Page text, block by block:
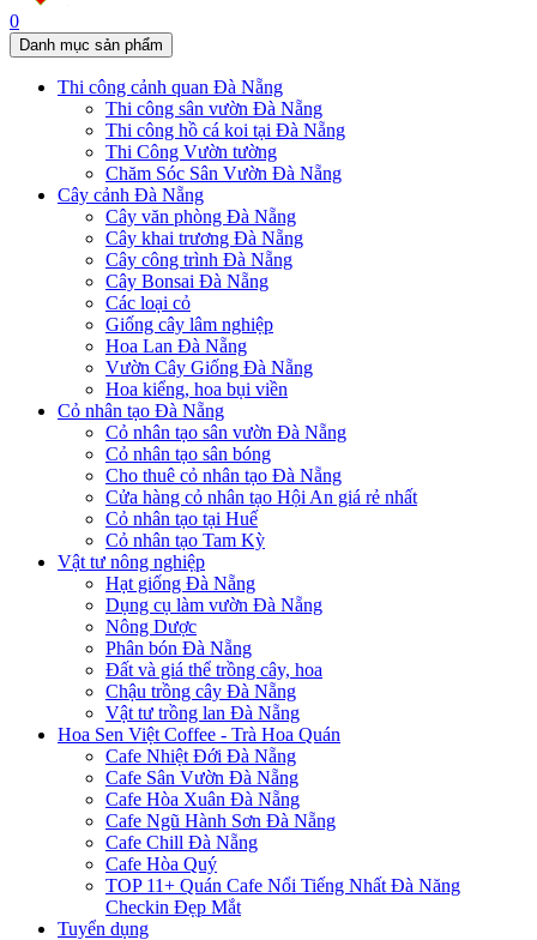
0
Danh mục sản phẩm
Thi công cảnh quan Đà Nẵng
Thi công sân vườn Đà Nẵng
Thi công hồ cá koi tại Đà Nẵng
Thi Công Vườn tường
Chăm Sóc Sân Vườn Đà Nẵng
Cây cảnh Đà Nẵng
Cây văn phòng Đà Nẵng
Cây khai trương Đà Nẵng
Cây công trình Đà Nẵng
Cây Bonsai Đà Nẵng
Các loại cỏ
Giống cây lâm nghiệp
Hoa Lan Đà Nẵng
Vườn Cây Giống Đà Nẵng
Hoa kiểng, hoa bụi viền
Cỏ nhân tạo Đà Nẵng
Cỏ nhân tạo sân vườn Đà Nẵng
Cỏ nhân tạo sân bóng
Cho thuê cỏ nhân tạo Đà Nẵng
Cửa hàng cỏ nhân tạo Hội An giá rẻ nhất
Cỏ nhân tạo tại Huế
Cỏ nhân tạo Tam Kỳ
Vật tư nông nghiệp
Hạt giống Đà Nẵng
Dụng cụ làm vườn Đà Nẵng
Nông Dược
Phân bón Đà Nẵng
Đất và giá thể trồng cây, hoa
Chậu trồng cây Đà Nẵng
Vật tư trồng lan Đà Nẵng
Hoa Sen Việt Coffee - Trà Hoa Quán
Cafe Nhiệt Đới Đà Nẵng
Cafe Sân Vườn Đà Nẵng
Cafe Hòa Xuân Đà Nẵng
Cafe Ngũ Hành Sơn Đà Nẵng
Cafe Chill Đà Nẵng
Cafe Hòa Quý
TOP 11+ Quán Cafe Nổi Tiếng Nhất Đà Năng
Checkin Đẹp Mắt
Tuyển dụng